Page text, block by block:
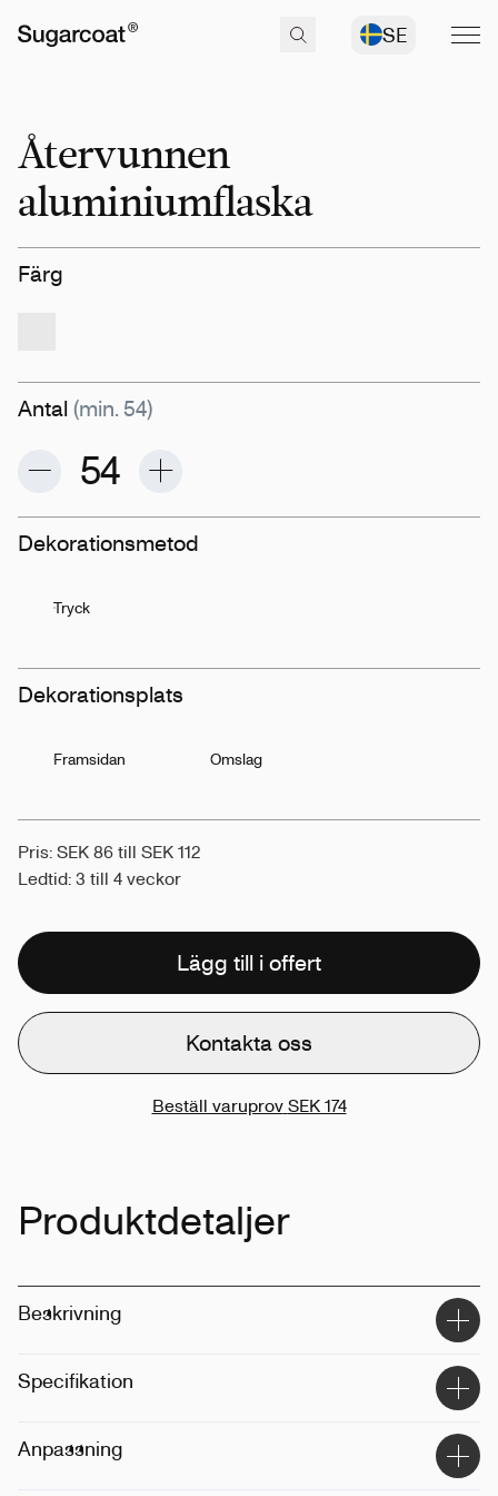
SE
Återvunnen
aluminiumflaska
Färg
Antal (min. 54)
Dekorationsmetod
Tryck
Dekorationsplats
Framsidan Omslag
Pris: SEK 86 till SEK 112
Ledtid: 3 till 4 veckor
Lägg till i offert
Kontakta oss
Beställ varuprov SEK 174
Produktdetaljer
Beskrivning
Specifikation
Material:100% återvunnet aluminium
Anpassning